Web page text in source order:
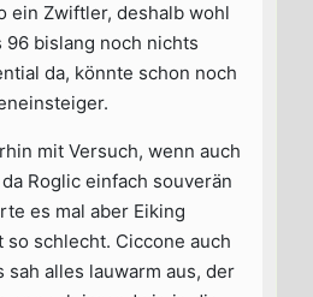
ein Zwiftler, deshalb wohl
96 bislang noch nichts
da, könnte schon noch
mit Versuch, wenn auch
Roglic einfach souverän
es mal aber Eiking
schlecht. Ciccone auch
sah alles lauwarm aus, der